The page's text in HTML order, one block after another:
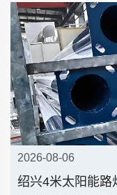
2026-08-06